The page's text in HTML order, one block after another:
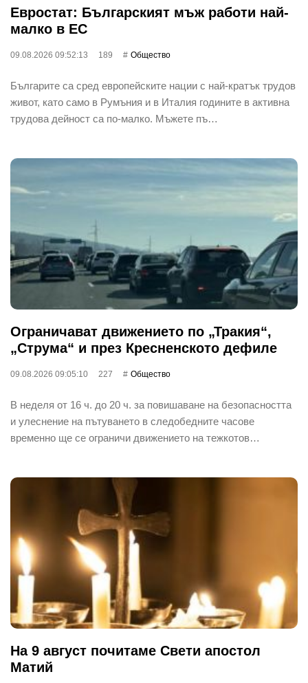
Евростат: Българският мъж работи най-
малко в ЕС
09.08.2026 09:52:13 189 Общество
Българите са сред европейските нации с най-кратък трудов
живот, като само в Румъния и в Италия годините в активна
трудова дейност са по-малко. Мъжете пъ…
Ограничават движението по „Тракия“,
„Струма“ и през Кресненското дефиле
09.08.2026 09:05:10 227 Общество
В неделя от 16 ч. до 20 ч. за повишаване на безопасността
и улеснение на пътуването в следобедните часове
временно ще се ограничи движението на тежкотов…
На 9 август почитаме Свети апостол
Матий